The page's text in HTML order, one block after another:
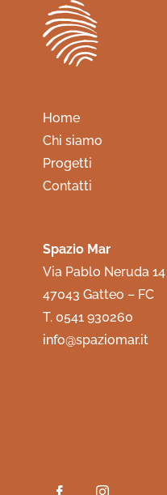
Home
Chi siamo
Progetti
Contatti
Spazio Mar
Via Pablo Neruda 14
47043 Gatteo – FC
T. 0541 930260
info@spaziomar.it